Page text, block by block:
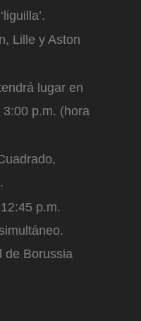
Lille y Aston
lugar en
p.m. (hora
p.m.
de Borussia